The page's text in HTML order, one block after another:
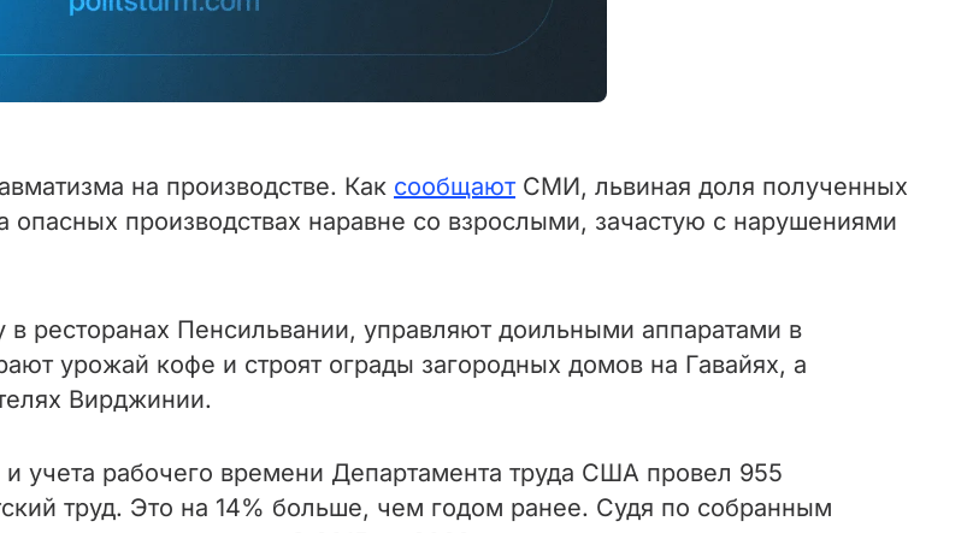
на производстве. Как сообщаютСМИ, львиная доля полученных
опасных производствах наравне со взрослыми, зачастую с нарушениями
ресторанах Пенсильвании, управляют доильными аппаратами в
урожай кофе и строят ограды загородных домов на Гавайях, а
Вирджинии.
учета рабочего времени Департамента труда США провел 955
труд. Это на 14% больше, чем годом ранее. Судя по собранным